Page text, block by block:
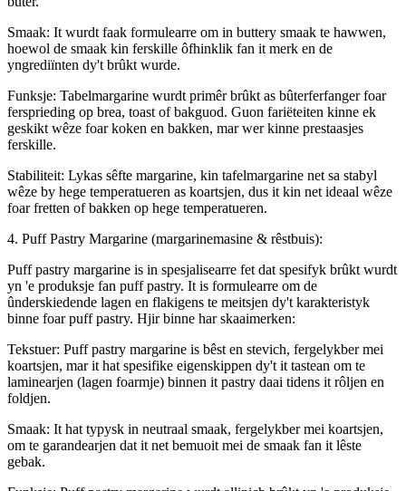
Smaak: It wurdt faak formulearre om in buttery smaak te hawwen,
hoewol de smaak kin ferskille ôfhinklik fan it merk en de
yngrediïnten dy't brûkt wurde.
Funksje: Tabelmargarine wurdt primêr brûkt as bûterferfanger foar
fersprieding op brea, toast of bakguod. Guon fariëteiten kinne ek
geskikt wêze foar koken en bakken, mar wer kinne prestaasjes
ferskille.
Stabiliteit: Lykas sêfte margarine, kin tafelmargarine net sa stabyl
wêze by hege temperatueren as koartsjen, dus it kin net ideaal wêze
foar fretten of bakken op hege temperatueren.
4. Puff Pastry Margarine (margarinemasine & rêstbuis):
Puff pastry margarine is in spesjalisearre fet dat spesifyk brûkt wurdt
yn 'e produksje fan puff pastry. It is formulearre om de
ûnderskiedende lagen en flakigens te meitsjen dy't karakteristyk
binne foar puff pastry. Hjir binne har skaaimerken:
Tekstuer: Puff pastry margarine is bêst en stevich, fergelykber mei
koartsjen, mar it hat spesifike eigenskippen dy't it tastean om te
laminearjen (lagen foarmje) binnen it pastry daai tidens it rôljen en
foldjen.
Smaak: It hat typysk in neutraal smaak, fergelykber mei koartsjen,
om te garandearjen dat it net bemuoit mei de smaak fan it lêste
gebak.